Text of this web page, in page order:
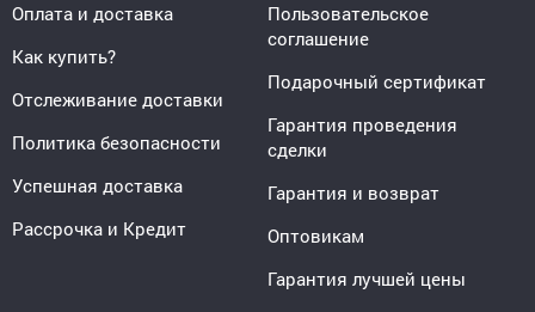
Оплата и доставка
Как купить?
Отслеживание доставки
Политика безопасности
Успешная доставка
Рассрочка и Кредит
Пользовательское
соглашение
Подарочный сертификат
Гарантия проведения
сделки
Гарантия и возврат
Оптовикам
Гарантия лучшей цены